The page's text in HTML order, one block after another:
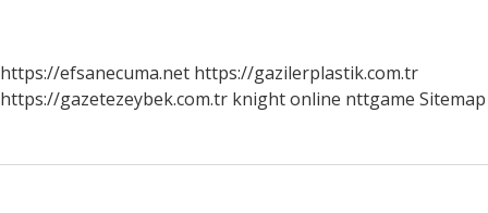
https://efsanecuma.net https://gazilerplastik.com.tr
https://gazetezeybek.com.tr knight online nttgame Sitemap